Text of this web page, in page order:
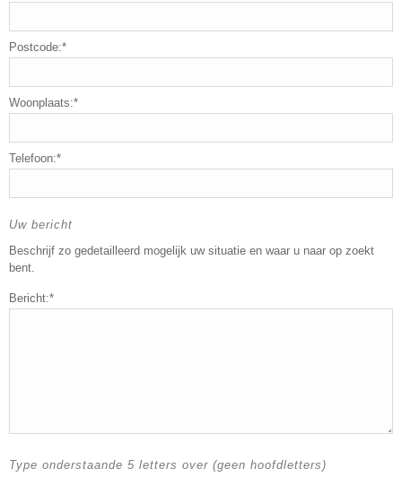
Postcode:*
Woonplaats:*
Telefoon:*
Uw bericht
Beschrijf zo gedetailleerd mogelijk uw situatie en waar u naar op zoekt
bent.
Bericht:*
Type onderstaande 5 letters over (geen hoofdletters)